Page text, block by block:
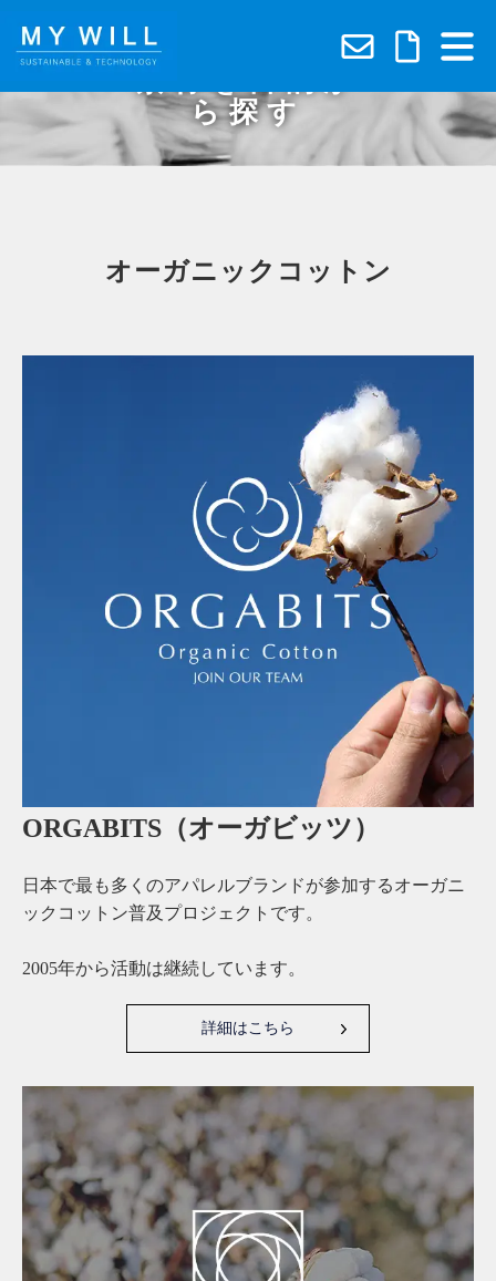
MY WILLとは
ら探す
オーガニックコットン
ORGABITS（オーガビッツ）
日本で最も多くのアパレルブランドが参加するオーガニ
ックコットン普及プロジェクトです。
2005年から活動は継続しています。
詳細はこちら